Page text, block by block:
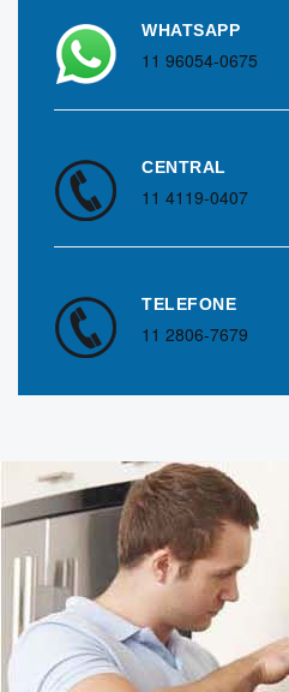
WHATSAPP
11 96054-0675
CENTRAL
11 4119-0407
TELEFONE
11 2806-7679